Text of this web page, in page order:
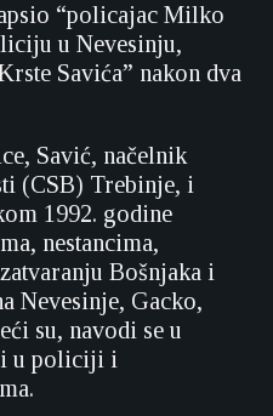
“policajac Milko
u Nevesinju,
Savića” nakon dva
Savić, načelnik
(CSB) Trebinje, i
1992. godine
nestancima,
Bošnjaka i
Nevesinje, Gacko,
su, navodi se u
u policiji i